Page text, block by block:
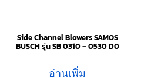
Side Channel Blowers SAMOS
BUSCH รุ่น SB 0310 – 0530 D0
อ่านเพิ่ม